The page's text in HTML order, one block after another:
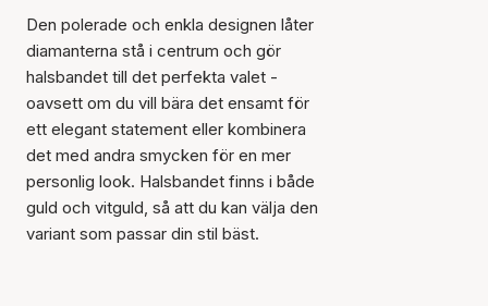
Artikeln har lagts till i
korgen
Den polerade och enkla designen låter
diamanterna stå i centrum och gör
halsbandet till det perfekta valet -
oavsett om du vill bära det ensamt för
ett elegant statement eller kombinera
det med andra smycken för en mer
personlig look. Halsbandet finns i både
guld och vitguld, så att du kan välja den
variant som passar din stil bäst.